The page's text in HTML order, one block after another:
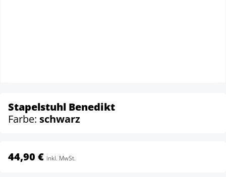
Stapelstuhl Benedikt
Farbe: schwarz
44,90 € inkl. MwSt.